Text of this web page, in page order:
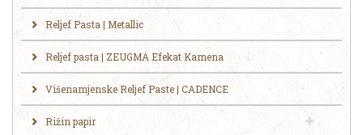
Reljef Pasta | Metallic
Reljef pasta | ZEUGMA Efekat Kamena
Višenamjenske Reljef Paste | CADENCE
Rižin papir